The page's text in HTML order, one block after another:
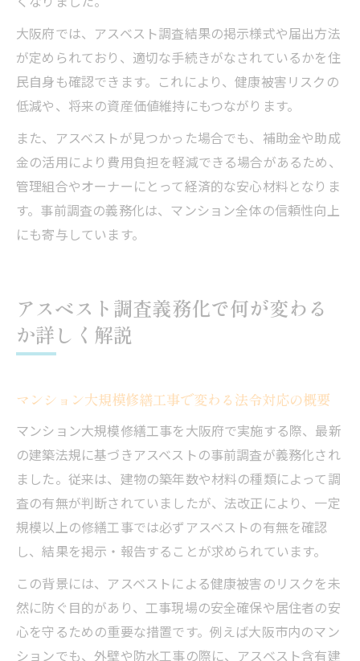
大阪府では、アスベスト調査結果の掲示様式や届出方法
が定められており、適切な手続きがなされているかを住
民自身も確認できます。これにより、健康被害リスクの
低減や、将来の資産価値維持にもつながります。
また、アスベストが見つかった場合でも、補助金や助成
金の活用により費用負担を軽減できる場合があるため、
管理組合やオーナーにとって経済的な安心材料となりま
す。事前調査の義務化は、マンション全体の信頼性向上
にも寄与しています。
アスベスト調査義務化で何が変わる
か詳しく解説
マンション大規模修繕工事で変わる法令対応の概要
マンション大規模修繕工事を大阪府で実施する際、最新
の建築法規に基づきアスベストの事前調査が義務化され
ました。従来は、建物の築年数や材料の種類によって調
査の有無が判断されていましたが、法改正により、一定
規模以上の修繕工事では必ずアスベストの有無を確認
し、結果を掲示・報告することが求められています。
この背景には、アスベストによる健康被害のリスクを未
然に防ぐ目的があり、工事現場の安全確保や居住者の安
心を守るための重要な措置です。例えば大阪市内のマン
ションでも、外壁や防水工事の際に、アスベスト含有建